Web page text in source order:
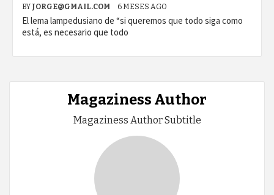
BY JORGE@GMAIL.COM 6 MESES AGO
El lema lampedusiano de “si queremos que todo siga como
está, es necesario que todo
Magaziness Author
Magaziness Author Subtitle